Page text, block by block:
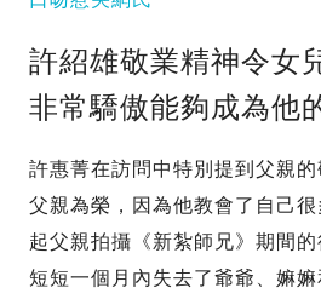
許紹雄敬業精神令女
非常驕傲能夠成為他
許惠菁在訪問中特別提到父親
父親為榮，因為他教會了自己
起父親拍攝《新紮師兄》期間
短短一個月內失去了爺爺、嫲